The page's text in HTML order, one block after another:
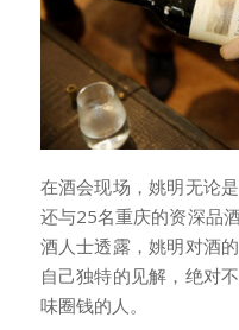
在酒会现场，姚明无论
还与25名重庆的资深品
酒人士透露，姚明对酒
自己独特的见解，绝对
味圈钱的人。